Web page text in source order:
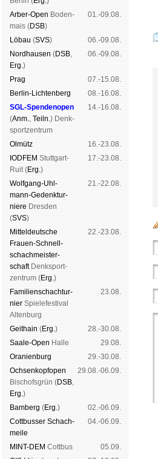
Arber-Open Boden­
mais (DSB)
01.-09.08.
Lö­bau (SVS)
06.-09.08.
Nord­hau­sen (DSB,
Erg.)
06.-09.08.
Prag
07.-15.08.
Berlin-Lich­ten­berg
08.-16.08.
SGL-Spenden­open
(Anm., Teiln.) Denk­
sport­zen­trum
14.-16.08.
Ol­mütz
16.-23.08.
IODFEM Stutt­gart-
Ruit (Erg.)
17.-23.08.
Wolf­gang-Uhl­
mann-Ge­denk­tur­
niere Dres­den
(SVS)
21.-22.08.
Mit­tel­deu­tsche
Frauen-Schnell­
schach­meis­ter­
schaftDenk­sport­
zen­trum (Erg.)
22.-23.08.
Familien­schach­tur­
nier Spiele­fes­ti­val
Al­ten­burg
23.08.
Geit­hain (Erg.)
28.-30.08.
Saale-Open Halle
29.08.
Oranien­burg
29.-30.08.
Och­sen­kopf­open
Bischofs­grün (DSB,
Erg.)
29.08.-06.09.
Bam­berg (Erg.)
02.-06.09.
Cott­busser Schach­
meile
04.-06.09.
MINT-DEM Cott­bus
05.09.